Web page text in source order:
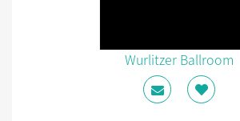
Wurlitzer Ballroom